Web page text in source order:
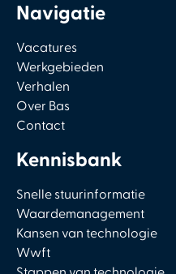
Navigatie
Vacatures
Werkgebieden
Verhalen
Over Bas
Contact
Kennisbank
Snelle stuurinformatie
Waardemanagement
Kansen van technologie
Wwft